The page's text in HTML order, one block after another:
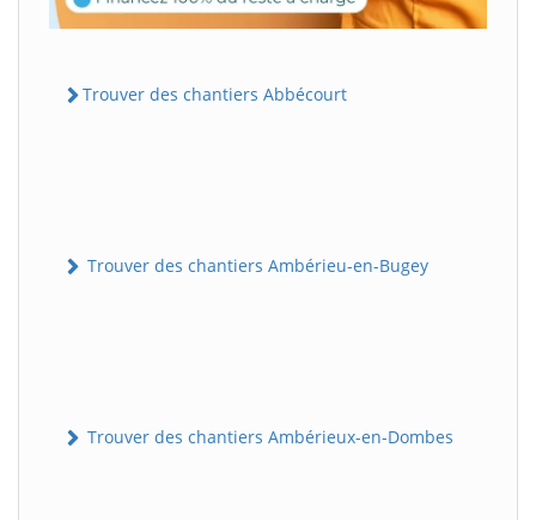
Trouver des chantiers Abbécourt
Trouver des chantiers Ambérieu-en-Bugey
Trouver des chantiers Ambérieux-en-Dombes